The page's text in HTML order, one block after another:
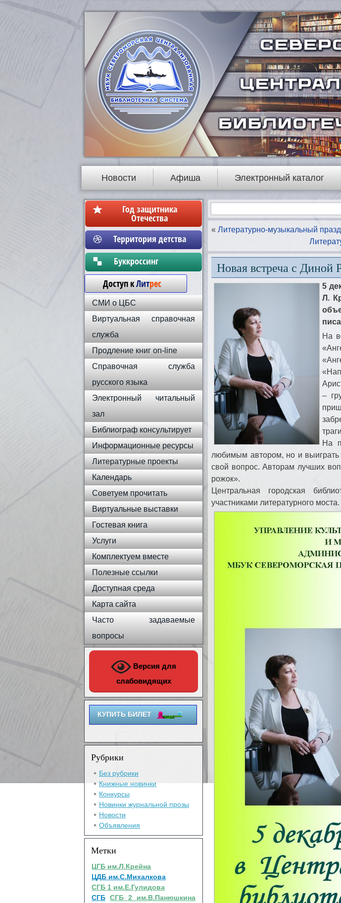
Новости Афиша Электронный каталог
Год защитника
Отечества
Территория детства
Бyккpoccинг
Доступ кЛитрес
СМИ о ЦБС
Виртуальная справочная
служба
Продление книг on-line
Справочная служба
русского языка
Электронный читальный
зал
Библиограф консультирует
Информационные ресурсы
Литературные проекты
Календарь
Советуем прочитать
Виртуальные выставки
Гостевая книга
Услуги
Комплектуем вместе
Полезные ссылки
Доступная среда
Карта сайта
Часто задаваемые
вопросы
Версия для
слабовидящих
КУПИТЬ БИЛЕТ
Рубрики
Без рубрики
Книжные новинки
Конкурсы
Новинки журнальной прозы
Новости
Объявления
Метки
ЦГБ им.Л.Крейна
ЦДБ им.С.Михалкова
СГБ 1 им.Е.Гулидова
СГБ СГБ 2 им.В.Панюшкина
« Литературно-музыкальный
Новая встреча с Диной
5
Л.
На
–
На
любимым автором, но и выиграть
свой вопрос. Авторам лучших
рожок».
Центральная городская
участниками литературного моста.